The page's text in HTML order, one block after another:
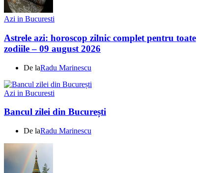
Azi in Bucuresti
Astrele azi: horoscop zilnic complet pentru toate
zodiile – 09 august 2026
De laRadu Marinescu
Azi in Bucuresti
Bancul zilei din București
De laRadu Marinescu